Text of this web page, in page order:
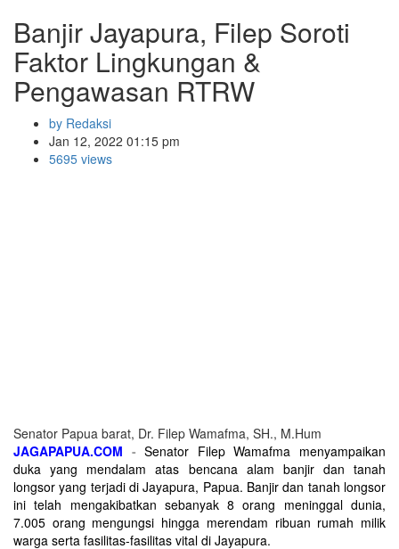
Banjir Jayapura, Filep Soroti
Faktor Lingkungan &
Pengawasan RTRW
by Redaksi
Jan 12, 2022 01:15 pm
5695 views
Senator Papua barat, Dr. Filep Wamafma, SH., M.Hum
JAGAPAPUA.COM -Senator Filep Wamafma menyampaikan
duka yang mendalam atas bencana alam banjir dan tanah
longsor yang terjadi di Jayapura, Papua. Banjir dan tanah longsor
ini telah mengakibatkan sebanyak 8 orang meninggal dunia,
7.005 orang mengungsi hingga merendam ribuan rumah milik
warga serta fasilitas-fasilitas vital di Jayapura.